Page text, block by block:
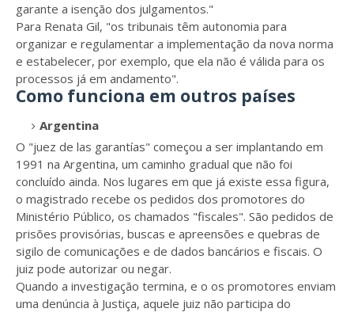
garante a isenção dos julgamentos."
Para Renata Gil, "os tribunais têm autonomia para
organizar e regulamentar a implementação da nova norma
e estabelecer, por exemplo, que ela não é válida para os
processos já em andamento".
Como funciona em outros países
Argentina
O "juez de las garantías" começou a ser implantando em
1991 na Argentina, um caminho gradual que não foi
concluído ainda. Nos lugares em que já existe essa figura,
o magistrado recebe os pedidos dos promotores do
Ministério Público, os chamados "fiscales". São pedidos de
prisões provisórias, buscas e apreensões e quebras de
sigilo de comunicações e de dados bancários e fiscais. O
juiz pode autorizar ou negar.
Quando a investigação termina, e o os promotores enviam
uma denúncia à Justiça, aquele juiz não participa do